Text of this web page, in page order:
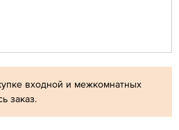
входной и межкомнатных
заказ.